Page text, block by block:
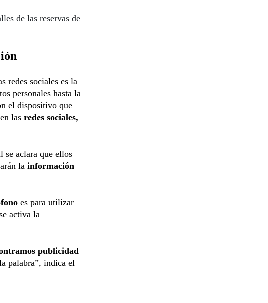
de las reservas de
redes sociales es la
personales hasta la
el dispositivo que
las redes sociales,
se aclara que ellos
la información
es para utilizar
activa la
publicidad
palabra”, indica el